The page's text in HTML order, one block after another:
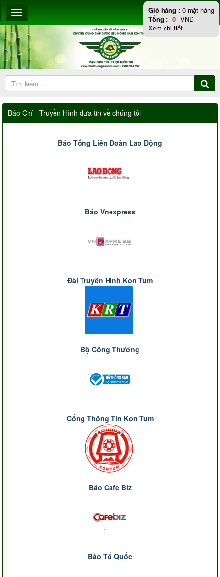
Báo Chí - Truyền Hình đưa tin về chúng tôi
Báo Tổng Liên Đoàn Lao Động
Báo Vnexpress
Đài Truyền Hình Kon Tum
Bộ Công Thương
Cổng Thông Tin Kon Tum
Báo Cafe Biz
Báo Tổ Quốc
Giỏ hàng : 0 mặt hàng
Tổng : 0 VND
Xem chi tiết